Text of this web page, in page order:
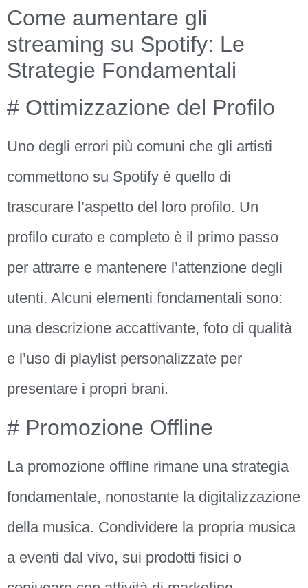
Come aumentare gli
streaming su Spotify: Le
Strategie Fondamentali
# Ottimizzazione del Profilo
Uno degli errori più comuni che gli artisti
commettono su Spotify è quello di
trascurare l’aspetto del loro profilo. Un
profilo curato e completo è il primo passo
per attrarre e mantenere l’attenzione degli
utenti. Alcuni elementi fondamentali sono:
una descrizione accattivante, foto di qualità
e l’uso di playlist personalizzate per
presentare i propri brani.
# Promozione Offline
La promozione offline rimane una strategia
fondamentale, nonostante la digitalizzazione
della musica. Condividere la propria musica
a eventi dal vivo, sui prodotti fisici o